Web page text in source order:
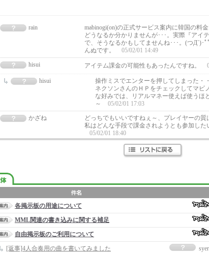
rain
mabinogi(on)の正式サービス案内に韓国の料
どうなるか分かりませんが･･･。実際『アイ
で、そうなるかもしてませんね･･･。(つД`)･
んぬです。
05/02/01 14:49
hisui
アイテム課金の可能性もあったんですね。
hisui
操作ミスでエンターを押してしまった・
ネクソンさんのＨＰをチェックしてマビ
な好みでは、リアルマネー使えば使うほ
～
05/02/01 17:03
かざね
どっちでもいいですねぇ～、プレイヤーの質
私はどんな手段で課金されようとも参加した
05/02/01 18:40
各掲示板の用途について
MML関連の書き込みに関する補足
自由掲示板のご利用について
[返事]4人合奏用の曲を書いてみました